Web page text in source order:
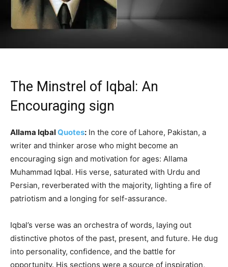
The Minstrel of Iqbal: An
Encouraging sign
Allama IqbalQuotes: In the core of Lahore, Pakistan, a
writer and thinker arose who might become an
encouraging sign and motivation for ages: Allama
Muhammad Iqbal. His verse, saturated with Urdu and
Persian, reverberated with the majority, lighting a fire of
patriotism and a longing for self-assurance.
Iqbal’s verse was an orchestra of words, laying out
distinctive photos of the past, present, and future. He dug
into personality, confidence, and the battle for
opportunity. His sections were a source of inspiration,